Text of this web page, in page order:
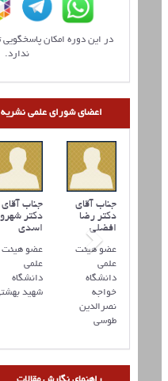
در این دوره امکان
ندارد.
اعضای شورای علمی
جناب آقای
دکتر
اسدی
عضو هیئت
علمی
دانشگاه
شهید
جناب آقای
دکتر رضا
افضلي
عضو هیئت
علمی
دانشگاه
خواجه
نصرالدین
طوسی